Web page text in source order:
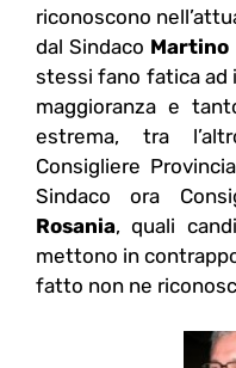
riconoscono
dal Sindaco Martino
stessi fano fatica ad
maggioranza e
estrema, tra
Consigliere
Sindaco ora
Rosania, quali
mettono in
fatto non ne